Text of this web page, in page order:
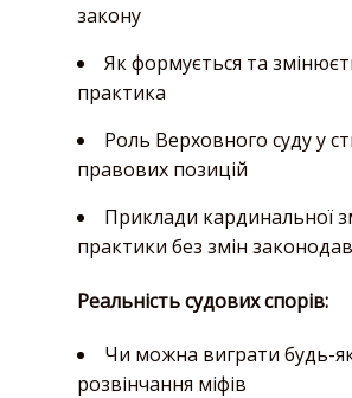
закону
Як формується та
практика
Роль Верховного суду у
правових позицій
Приклади кардинальної
практики без змін
Реальність судових спорів:
Чи можна виграти будь-
розвінчання міфів